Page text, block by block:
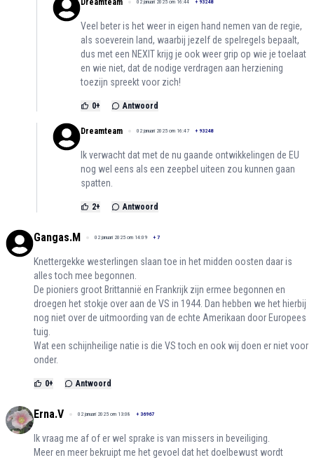
Dreamteam 02 januari 2025 om 16:44 + 93248
Veel beter is het weer in eigen hand nemen van de regie,
als soeverein land, waarbij jezelf de spelregels bepaalt,
dus met een NEXIT krijg je ook weer grip op wie je toelaat
en wie niet, dat de nodige verdragen aan herziening
toezijn spreekt voor zich!
0+ Antwoord
Dreamteam 02 januari 2025 om 16:47 + 93248
Ik verwacht dat met de nu gaande ontwikkelingen de EU
nog wel eens als een zeepbel uiteen zou kunnen gaan
spatten.
2+ Antwoord
Gangas.M 02 januari 2025 om 14:09 + 7
Knettergekke westerlingen slaan toe in het midden oosten daar is
alles toch mee begonnen.
De pioniers groot Brittannië en Frankrijk zijn ermee begonnen en
droegen het stokje over aan de VS in 1944. Dan hebben we het hierbij
nog niet over de uitmoording van de echte Amerikaan door Europees
tuig.
Wat een schijnheilige natie is die VS toch en ook wij doen er niet voor
onder.
0+ Antwoord
Erna.V 02 januari 2025 om 13:08 + 36967
Ik vraag me af of er wel sprake is van missers in beveiliging.
Meer en meer bekruipt me het gevoel dat het doelbewust wordt